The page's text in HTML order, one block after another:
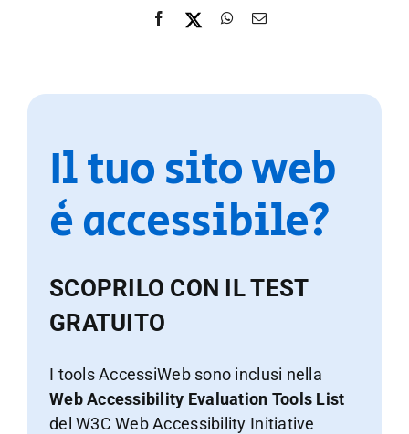
Il tuo sito web
è accessibile?
SCOPRILO CON IL TEST
GRATUITO
I tools AccessiWeb sono inclusi nella
Web Accessibility Evaluation Tools List
del W3C Web Accessibility Initiative